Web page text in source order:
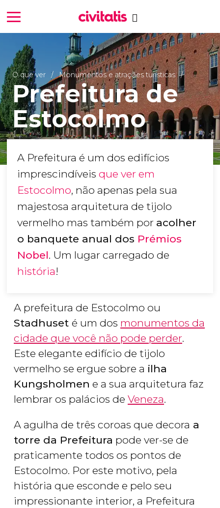
O que ver Monumentos e atrações turísticas
Prefeitura de
Estocolmo
A Prefeitura é um dos edifícios
imprescindíveis que ver em
Estocolmo, não apenas pela sua
majestosa arquitetura de tijolo
vermelho mas também por acolher
o banquete anual dos Prémios
Nobel. Um lugar carregado de
história!
A prefeitura de Estocolmo ou
Stadhuset é um dos monumentos da
cidade que você não pode perder.
Este elegante edifício de tijolo
vermelho se ergue sobre a ilha
Kungsholmen e a sua arquitetura faz
lembrar os palácios de Veneza.
A agulha de três coroas que decora a
torre da Prefeitura pode ver-se de
praticamente todos os pontos de
Estocolmo. Por este motivo, pela
história que esconde e pelo seu
impressionante interior, a Prefeitura